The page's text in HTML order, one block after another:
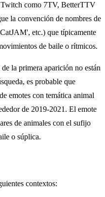
Twitch como 7TV, BetterTTV
la convención de nombres de
etc.) que típicamente
de baile o rítmicos.
la primera aparición no están
es probable que
emotes con temática animal
de 2019-2021. El emote
de animales con el sufijo
o súplica.
contextos: